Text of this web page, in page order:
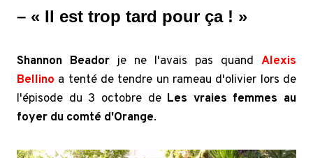
– « Il est trop tard pour ça ! »
Shannon Beador je ne l'avais pas quand Alexis
Bellino a tenté de tendre un rameau d'olivier lors de
l'épisode du 3 octobre de Les vraies femmes au
foyer du comté d'Orange.